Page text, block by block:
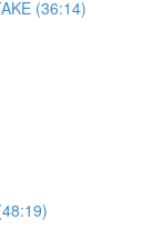
(36:14)